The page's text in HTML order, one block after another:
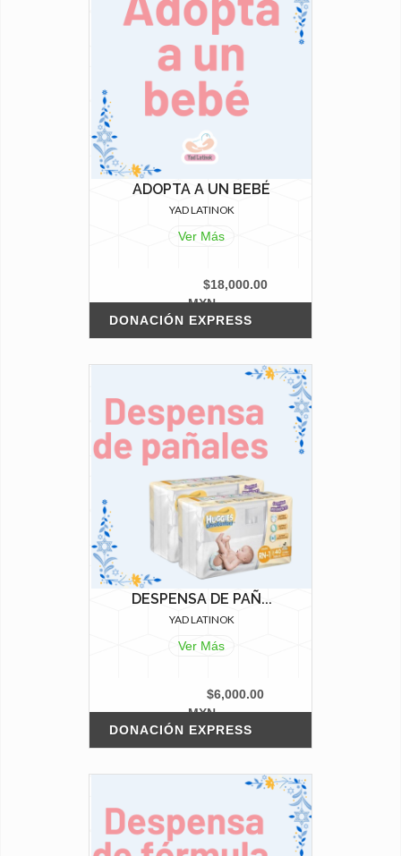
ADOPTA A UN BEBÉ
YAD LATINOK
Ver Más
$18,000.00
MXN
DONACIÓN EXPRESS
DESPENSA DE PAÑ...
YAD LATINOK
Ver Más
$6,000.00
MXN
DONACIÓN EXPRESS